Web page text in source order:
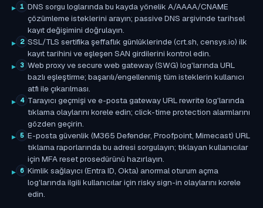
1 DNS sorgu loglarında bu kayda yönelik A/AAAA/CNAME
çözümleme isteklerini arayın; passive DNS arşivinde tarihsel
kayıt değişimini doğrulayın.
2 SSL/TLS sertifika şeffaflık günlüklerinde (crt.sh, censys.io) ilk
kayıt tarihini ve eşleşen SAN girdilerini kontrol edin.
3 Web proxy ve secure web gateway (SWG) log'larında URL
bazlı eşleştirme; başarılı/engellenmiş tüm isteklerin kullanıcı
atfı ile çıkarılması.
4 Tarayıcı geçmişi ve e-posta gateway URL rewrite log'larında
tıklama olaylarını korele edin; click-time protection alarmlarını
gözden geçirin.
5 E-posta güvenlik (M365 Defender, Proofpoint, Mimecast) URL
tıklama raporlarında bu adresi sorgulayın; tıklayan kullanıcılar
için MFA reset prosedürünü hazırlayın.
6 Kimlik sağlayıcı (Entra ID, Okta) anormal oturum açma
log'larında ilgili kullanıcılar için risky sign-in olaylarını korele
edin.